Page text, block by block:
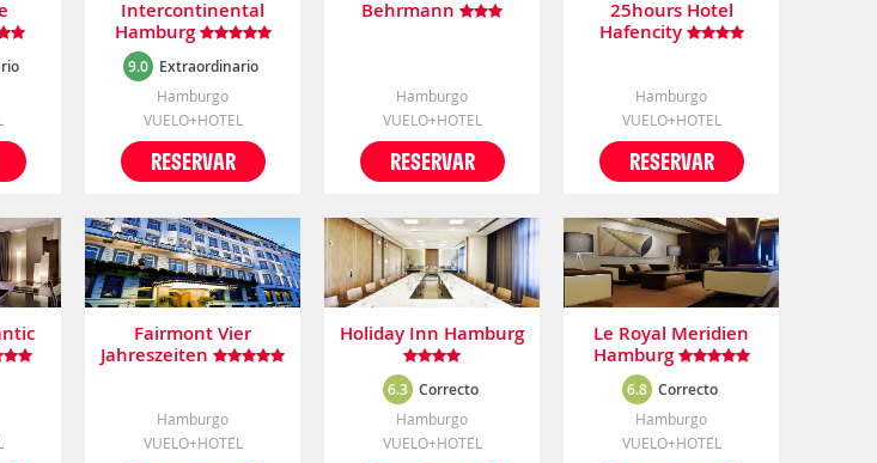
Intercontinental
Hamburg
9.0 Extraordinario
Hamburgo
VUELO+HOTEL
RESERVAR
Behrmann
Hamburgo
VUELO+HOTEL
RESERVAR
25hours Hotel
Hafencity
Hamburgo
VUELO+HOTEL
RESERVAR
Fairmont Vier
Jahreszeiten
Hamburgo
VUELO+HOTEL
Holiday Inn Hamburg
6.3 Correcto
Hamburgo
VUELO+HOTEL
Le Royal Meridien
Hamburg
6.8 Correcto
Hamburgo
VUELO+HOTEL